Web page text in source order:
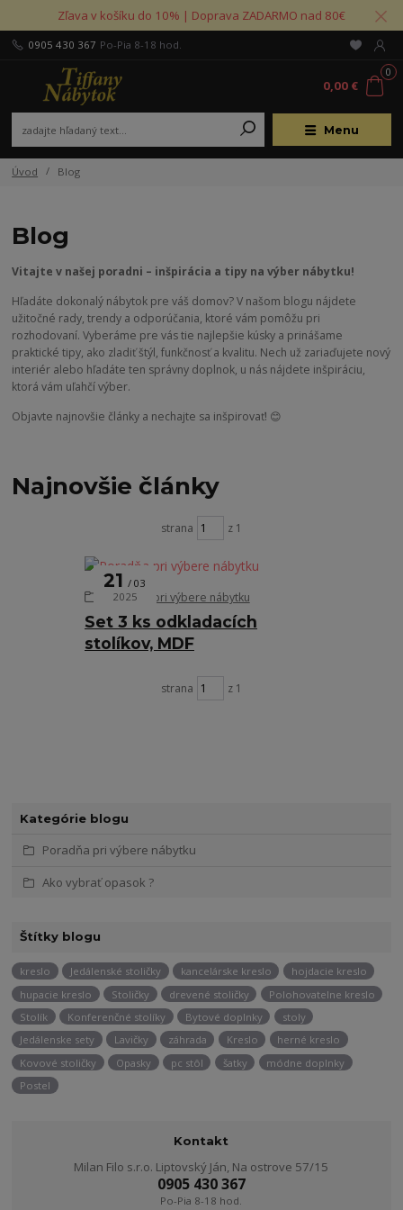
Zľava v košíku do 10% | Doprava ZADARMO nad 80€
Menu
0905 430 367 Po-Pia 8-18 hod.
0
0,00 €
Úvod Blog
Kategórie blogu
Poradňa pri výbere nábytku
Ako vybrať opasok ?
Štítky blogu
kreslo Jedálenské stoličky kancelárske kreslo
hojdacie kreslo
hupacie kreslo
Stoličky drevené stoličky
Polohovatelne kreslo
Stolík
Konferenčné stolíky Bytové doplnky
stoly
Jedálenske sety
Lavičky záhrada Kreslo
herné kreslo
Kovové stoličky
Opasky pc stôl šatky
módne doplnky
Postel
Kontakt
Milan Filo s.r.o. Liptovský Ján, Na ostrove 57/15
0905 430 367
Po-Pia 8-18 hod.
Blog
Vitajte v našej poradni – inšpirácia a tipy na výber nábytku!
Hľadáte dokonalý nábytok pre váš domov? V našom blogu nájdete
užitočné rady, trendy a odporúčania, ktoré vám pomôžu pri
rozhodovaní. Vyberáme pre vás tie najlepšie kúsky a prinášame
praktické tipy, ako zladiť štýl, funkčnosť a kvalitu. Nech už zariaďujete nový
interiér alebo hľadáte ten správny doplnok, u nás nájdete inšpiráciu,
ktorá vám uľahčí výber.
Objavte najnovšie články a nechajte sa inšpirovať! 😊
Najnovšie články
strana z 1
Set 3 ks odkladacích
stolíkov, MDF
21
03
2025
Poradňa pri výbere nábytku
strana z 1